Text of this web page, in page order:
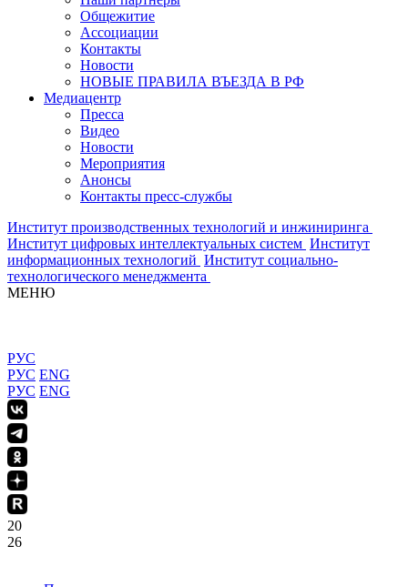
Общежитие
Ассоциации
Контакты
Новости
НОВЫЕ ПРАВИЛА ВЪЕЗДА В РФ
Медиацентр
Пресса
Видео
Новости
Мероприятия
Анонсы
Контакты пресс-службы
Институт производственных технологий и инжиниринга
Институт цифровых интеллектуальных систем Институт
информационных технологий Институт социально-
технологического менеджмента
МЕНЮ
РУС
РУС ENG
РУС ENG
20
26